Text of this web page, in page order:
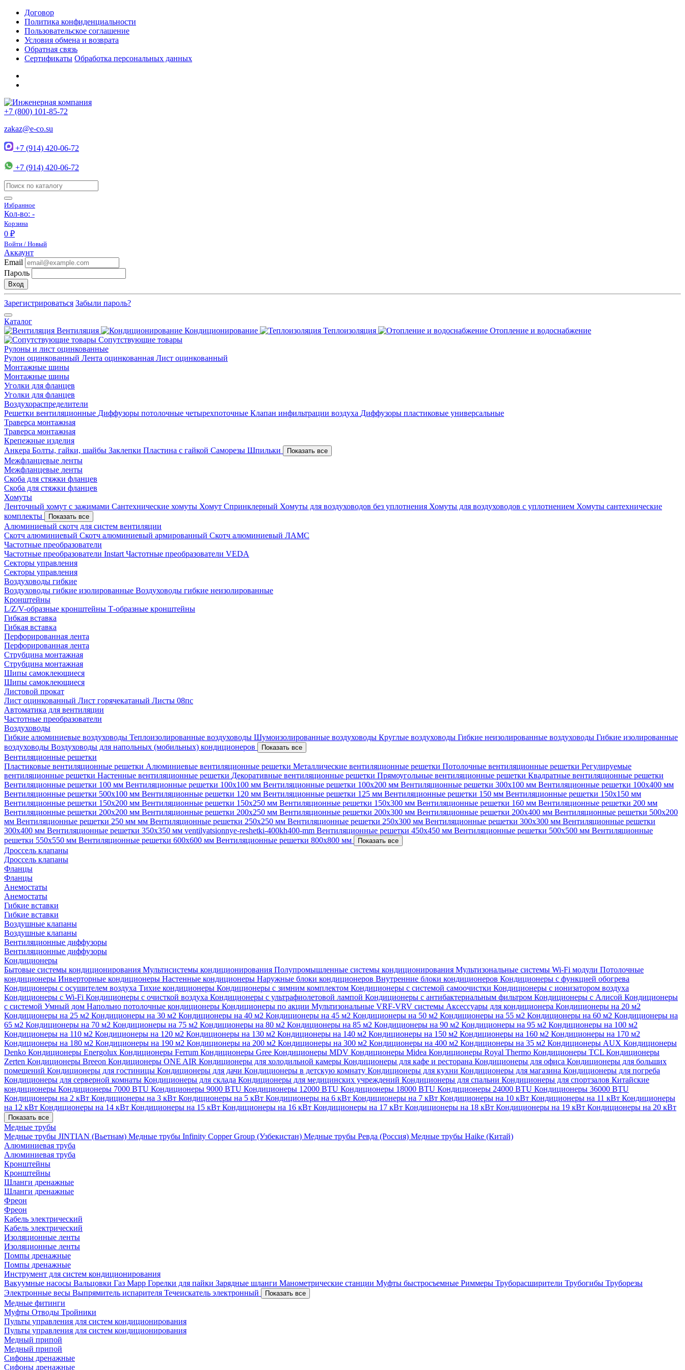
Договор
Политика конфиденциальности
Пользовательское соглашение
Условия обмена и возврата
Обратная связь
Сертификаты Обработка персональных данных
+7 (800) 101-85-72
zakaz@e-co.su
+7 (914) 420-06-72
+7 (914) 420-06-72
Избранное
Кол-во: -
Корзина
0 ₽
Войти / Новый
Аккаунт
Email
Пароль
Вход
Зарегистрироваться Забыли пароль?
Каталог
Вентиляция
Кондиционирование Теплоизоляция
Отопление и водоснабжение
Сопутствующие товары
Рулоны и лист оцинкованные
Рулон оцинкованный Лента оцинкованная Лист оцинкованный
Монтажные шины
Монтажные шины
Уголки для фланцев
Уголки для фланцев
Воздухораспределители
Решетки вентиляционные Диффузоры потолочные четырехпоточные Клапан инфильтрации воздуха Диффузоры пластиковые универсальные
Траверса монтажная
Траверса монтажная
Крепежные изделия
Анкера Болты, гайки, шайбы Заклепки Пластина с гайкой Саморезы Шпильки Показать все
Межфланцевые ленты
Межфланцевые ленты
Скоба для стяжки фланцев
Скоба для стяжки фланцев
Хомуты
Ленточный хомут с зажимами Сантехнические хомуты Хомут Спринклерный Хомуты для воздуховодов без уплотнения Хомуты для воздуховодов с уплотнением Хомуты сантехнические
комплекты
Показать все
Алюминиевый скотч для систем вентиляции
Скотч алюминиевый Скотч алюминиевый армированный Скотч алюминиевый ЛАМС
Частотные преобразователи
Частотные преобразователи Instart Частотные преобразователи VEDA
Секторы управления
Секторы управления
Воздуховоды гибкие
Воздуховоды гибкие изолированные Воздуховоды гибкие неизолированные
Кронштейны
L/Z/V-образные кронштейны Т-образные кронштейны
Гибкая вставка
Гибкая вставка
Перфорированная лента
Перфорированная лента
Струбцина монтажная
Струбцина монтажная
Шипы самоклеющиеся
Шипы самоклеющиеся
Листовой прокат
Лист оцинкованный Лист горячекатаный Листы 08пс
Автоматика для вентиляции
Частотные преобразователи
Воздуховоды
Гибкие алюминиевые воздуховоды Теплоизолированные воздуховоды Шумоизолированные воздуховоды Круглые воздуховоды Гибкие неизолированные воздуховоды Гибкие изолированные
воздуховоды Воздуховоды для напольных (мобильных) кондиционеров Показать все
Вентиляционные решетки
Пластиковые вентиляционные решетки Алюминиевые вентиляционные решетки Металлические вентиляционные решетки Потолочные вентиляционные решетки Регулируемые
вентиляционные решетки Настенные вентиляционные решетки Декоративные вентиляционные решетки Прямоугольные вентиляционные решетки Квадратные вентиляционные решетки
Вентиляционные решетки 100 мм Вентиляционные решетки 100х100 мм Вентиляционные решетки 100х200 мм Вентиляционные решетки 300х100 мм Вентиляционные решетки 100х400 мм
Вентиляционные решетки 500х100 мм Вентиляционные решетки 120 мм Вентиляционные решетки 125 мм Вентиляционные решетки 150 мм Вентиляционные решетки 150х150 мм
Вентиляционные решетки 150х200 мм Вентиляционные решетки 150х250 мм Вентиляционные решетки 150х300 мм Вентиляционные решетки 160 мм Вентиляционные решетки 200 мм
Вентиляционные решетки 200х200 мм Вентиляционные решетки 200х250 мм Вентиляционные решетки 200х300 мм Вентиляционные решетки 200х400 мм Вентиляционные решетки 500х200
мм Вентиляционные решетки 250 мм мм Вентиляционные решетки 250х250 мм Вентиляционные решетки 250х300 мм Вентиляционные решетки 300х300 мм Вентиляционные решетки
300х400 мм Вентиляционные решетки 350х350 мм ventilyatsionnye-reshetki-400kh400-mm Вентиляционные решетки 450х450 мм Вентиляционные решетки 500х500 мм Вентиляционные
решетки 550х550 мм Вентиляционные решетки 600х600 мм Вентиляционные решетки 800х800 мм Показать все
Дроссель клапаны
Дроссель клапаны
Фланцы
Фланцы
Анемостаты
Анемостаты
Гибкие вставки
Гибкие вставки
Воздушные клапаны
Воздушные клапаны
Вентиляционные диффузоры
Вентиляционные диффузоры
Кондиционеры
Бытовые системы кондиционирования Мультисистемы кондиционирования Полупромышленные системы кондиционирования Мультизональные системы Wi-Fi модули Потолочные
кондиционеры Инверторные кондиционеры Настенные кондиционеры Наружные блоки кондиционеров Внутренние блоки кондиционеров Кондиционеры с функцией обогрева
Кондиционеры с осушителем воздуха Тихие кондиционеры Кондиционеры с зимним комплектом Кондиционеры с системой самоочистки Кондиционеры с ионизатором воздуха
Кондиционеры с Wi-Fi Кондиционеры с очисткой воздуха Кондиционеры с ультрафиолетовой лампой Кондиционеры с антибактериальным фильтром Кондиционеры с Алисой Кондиционеры
с системой Умный дом Напольно потолочные кондиционеры Кондиционеры по акции Мультизональные VRF-VRV системы Аксессуары для кондиционера Кондиционеры на 20 м2
Кондиционеры на 25 м2 Кондиционеры на 30 м2 Кондиционеры на 40 м2 Кондиционеры на 45 м2 Кондиционеры на 50 м2 Кондиционеры на 55 м2 Кондиционеры на 60 м2 Кондиционеры на
65 м2 Кондиционеры на 70 м2 Кондиционеры на 75 м2 Кондиционеры на 80 м2 Кондиционеры на 85 м2 Кондиционеры на 90 м2 Кондиционеры на 95 м2 Кондиционеры на 100 м2
Кондиционеры на 110 м2 Кондиционеры на 120 м2 Кондиционеры на 130 м2 Кондиционеры на 140 м2 Кондиционеры на 150 м2 Кондиционеры на 160 м2 Кондиционеры на 170 м2
Кондиционеры на 180 м2 Кондиционеры на 190 м2 Кондиционеры на 200 м2 Кондиционеры на 300 м2 Кондиционеры на 400 м2 Кондиционеры на 35 м2 Кондиционеры AUX Кондиционеры
Denko Кондиционеры Energolux Кондиционеры Ferrum Кондиционеры Gree Кондиционеры MDV Кондиционеры Midea Кондиционеры Royal Thermo Кондиционеры TCL Кондиционеры
Zerten Кондиционеры Breeon Кондиционеры ONE AIR Кондиционеры для холодильной камеры Кондиционеры для кафе и ресторана Кондиционеры для офиса Кондиционеры для больших
помещений Кондиционеры для гостиницы Кондиционеры для дачи Кондиционеры в детскую комнату Кондиционеры для кухни Кондиционеры для магазина Кондиционеры для погреба
Кондиционеры для серверной комнаты Кондиционеры для склада Кондиционеры для медицинских учреждений Кондиционеры для спальни Кондиционеры для спортзалов Китайские
кондиционеры Кондиционеры 7000 BTU Кондиционеры 9000 BTU Кондиционеры 12000 BTU Кондиционеры 18000 BTU Кондиционеры 24000 BTU Кондиционеры 36000 BTU
Кондиционеры на 2 кВт Кондиционеры на 3 кВт Кондиционеры на 5 кВт Кондиционеры на 6 кВт Кондиционеры на 7 кВт Кондиционеры на 10 кВт Кондиционеры на 11 кВт Кондиционеры
на 12 кВт Кондиционеры на 14 кВт Кондиционеры на 15 кВт Кондиционеры на 16 кВт Кондиционеры на 17 кВт Кондиционеры на 18 кВт Кондиционеры на 19 кВт Кондиционеры на 20 кВт
Показать все
Медные трубы
Медные трубы JINTIAN (Вьетнам) Медные трубы Infinity Copper Group (Узбекистан) Медные трубы Ревда (Россия) Медные трубы Haike (Китай)
Алюминиевая труба
Алюминиевая труба
Кронштейны
Кронштейны
Шланги дренажные
Шланги дренажные
Фреон
Фреон
Кабель электрический
Кабель электрический
Изоляционные ленты
Изоляционные ленты
Помпы дренажные
Помпы дренажные
Инструмент для систем кондиционирования
Вакуумные насосы Вальцовки Газ Mapp Горелки для пайки Зарядные шланги Манометрические станции Муфты быстросъемные Риммеры Труборасширители Трубогибы Труборезы
Электронные весы Выпрямитель испарителя Течеискатель электронный Показать все
Медные фитинги
Муфты Отводы Тройники
Пульты управления для систем кондиционирования
Пульты управления для систем кондиционирования
Медный припой
Медный припой
Сифоны дренажные
Сифоны дренажные